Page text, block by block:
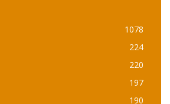
1078
224
220
197
190